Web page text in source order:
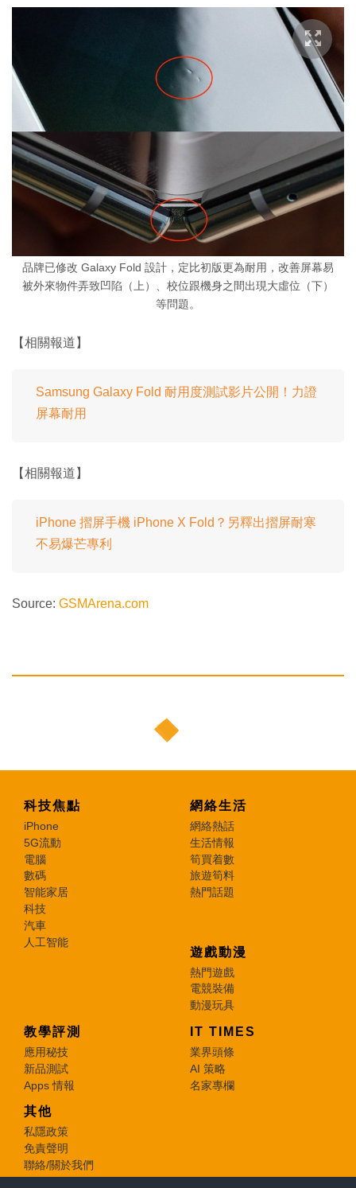
品牌已修改 Galaxy Fold 設計，定比初版更為耐用，改善屏幕易
被外來物件弄致凹陷（上）、校位跟機身之間出現大虛位（下）
等問題。
【相關報道】
Samsung Galaxy Fold 耐用度測試影片公開！力證
屏幕耐用
【相關報道】
iPhone 摺屏手機 iPhone X Fold？另釋出摺屏耐寒
不易爆芒專利
Source: GSMArena.com
科技焦點
iPhone
5G流動
電腦
數碼
智能家居
科技
汽車
人工智能
網絡生活
網絡熱話
生活情報
筍買着數
旅遊筍料
熱門話題
遊戲動漫
熱門遊戲
電競裝備
動漫玩具
教學評測
應用秘技
新品測試
Apps 情報
IT TIMES
業界頭條
AI 策略
名家專欄
其他
私隱政策
免責聲明
聯絡/關於我們